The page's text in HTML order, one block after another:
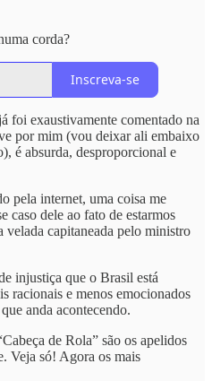
corda?
Inscreva-se
foi exaustivamente comentado na
por mim (vou deixar ali embaixo
é absurda, desproporcional e
pela internet, uma coisa me
caso dele ao fato de estarmos
capitaneada pelo ministro
injustiça que o Brasil está
racionais e menos emocionados
anda acontecendo.
de Rola” são os apelidos
Veja só! Agora os mais